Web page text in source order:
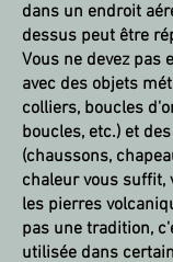
dans un endroit
dessus peut être
Vous ne devez pas
avec des objets
colliers, boucles
boucles, etc.) et
(chaussons,
chaleur vous suffit,
les pierres
pas une tradition,
utilisée dans